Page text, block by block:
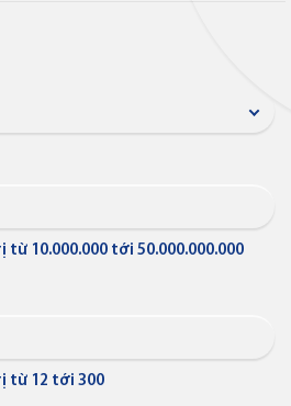
10.000.000 tới 50.000.000.000
từ 12 tới 300
Thẻ tín dụng